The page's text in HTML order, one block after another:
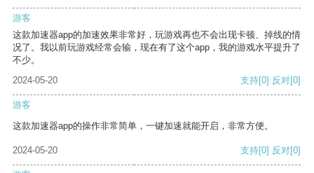
游客
这款加速器app的加速效果非常好，玩游戏再也不会出现卡顿、掉线的情
况了。我以前玩游戏经常会输，现在有了这个app，我的游戏水平提升了
不少。
2024-05-20
支持[0] 反对[0]
游客
这款加速器app的操作非常简单，一键加速就能开启，非常方便。
2024-05-20 支持[0] 反对[0]